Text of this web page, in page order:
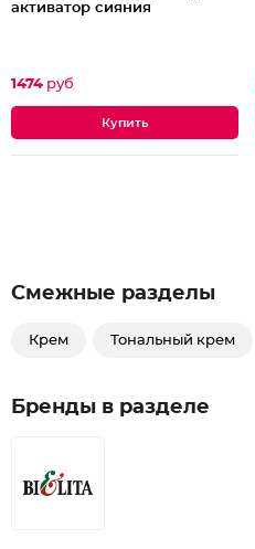
активатор сияния
1474 руб
Смежные разделы
Крем Тональный крем
Бренды в разделе